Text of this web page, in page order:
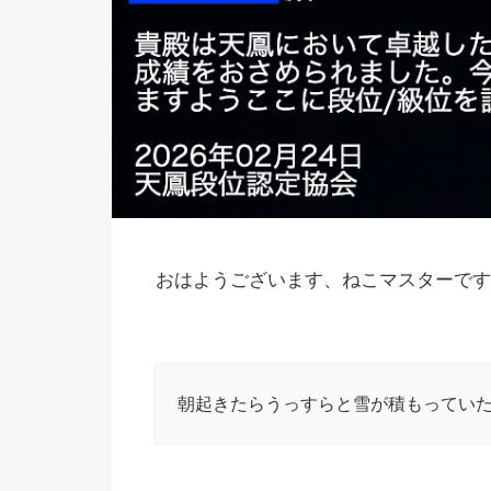
おはようございます、ねこマスターで
朝起きたらうっすらと雪が積もってい